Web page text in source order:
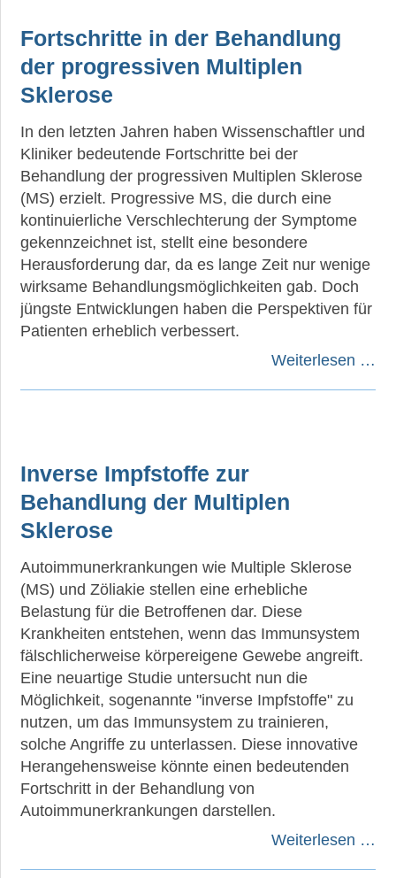
Fortschritte in der Behandlung
der progressiven Multiplen
Sklerose
In den letzten Jahren haben Wissenschaftler und
Kliniker bedeutende Fortschritte bei der
Behandlung der progressiven Multiplen Sklerose
(MS) erzielt. Progressive MS, die durch eine
kontinuierliche Verschlechterung der Symptome
gekennzeichnet ist, stellt eine besondere
Herausforderung dar, da es lange Zeit nur wenige
wirksame Behandlungsmöglichkeiten gab. Doch
jüngste Entwicklungen haben die Perspektiven für
Patienten erheblich verbessert.
Weiterlesen …
Inverse Impfstoffe zur
Behandlung der Multiplen
Sklerose
Autoimmunerkrankungen wie Multiple Sklerose
(MS) und Zöliakie stellen eine erhebliche
Belastung für die Betroffenen dar. Diese
Krankheiten entstehen, wenn das Immunsystem
fälschlicherweise körpereigene Gewebe angreift.
Eine neuartige Studie untersucht nun die
Möglichkeit, sogenannte "inverse Impfstoffe" zu
nutzen, um das Immunsystem zu trainieren,
solche Angriffe zu unterlassen. Diese innovative
Herangehensweise könnte einen bedeutenden
Fortschritt in der Behandlung von
Autoimmunerkrankungen darstellen.
Weiterlesen …